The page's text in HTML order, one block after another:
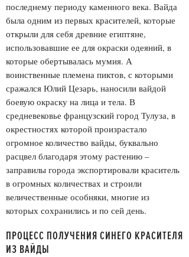
последнему периоду каменного века. Вайда
была одним из первых красителей, которые
открыли для себя древние египтяне,
использовавшие ее для окраски одеяний, в
которые обертывалась мумия. А
воинственные племена пиктов, с которыми
сражался Юлий Цезарь, наносили вайдой
боевую окраску на лица и тела. В
средневековье французский город Тулуза, в
окрестностях которой произрастало
огромное количество вайды, буквально
расцвел благодаря этому растению –
заправилы города экспортировали краситель
в огромных количествах и строили
величественные особняки, многие из
которых сохранились и по сей день.
ПРОЦЕСС ПОЛУЧЕНИЯ СИНЕГО КРАСИТЕЛЯ
ИЗ ВАЙДЫ